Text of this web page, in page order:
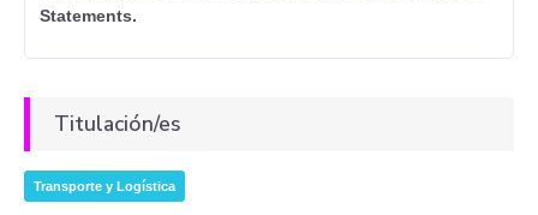
Statements.
Titulación/es
Transporte y Logística